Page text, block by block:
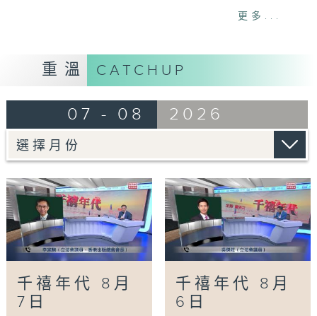
訪問：立法會議員、香港出版總會會長 李家駒
主題：教資會統計 八大學士畢業生平均年薪達
訪問：香港人力資源管理學會副會長 陸國坤
主題：警方全港多區執法 打擊非法駕駛電動可
移動工具
訪問：新界東南立法會議員 方國珊
Tag: 蕭洛汶,FM926香港電台第一台,公共事
務專頁,千禧年代,港台電視31
更多...
重溫 CATCHUP
07 - 08 2026
千禧年代 8月
7日
千禧年代 8月
6日